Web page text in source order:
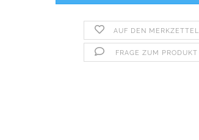
AUF DEN MERKZETTEL
FRAGE ZUM PRODUKT